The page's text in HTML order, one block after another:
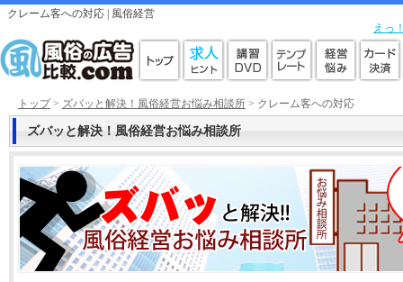
クレーム客への対応 | 風俗経営
えっ
トップ> ズバッと解決！風俗経営お悩み相談所 > クレーム客への対応
ズバッと解決！風俗経営お悩み相談所